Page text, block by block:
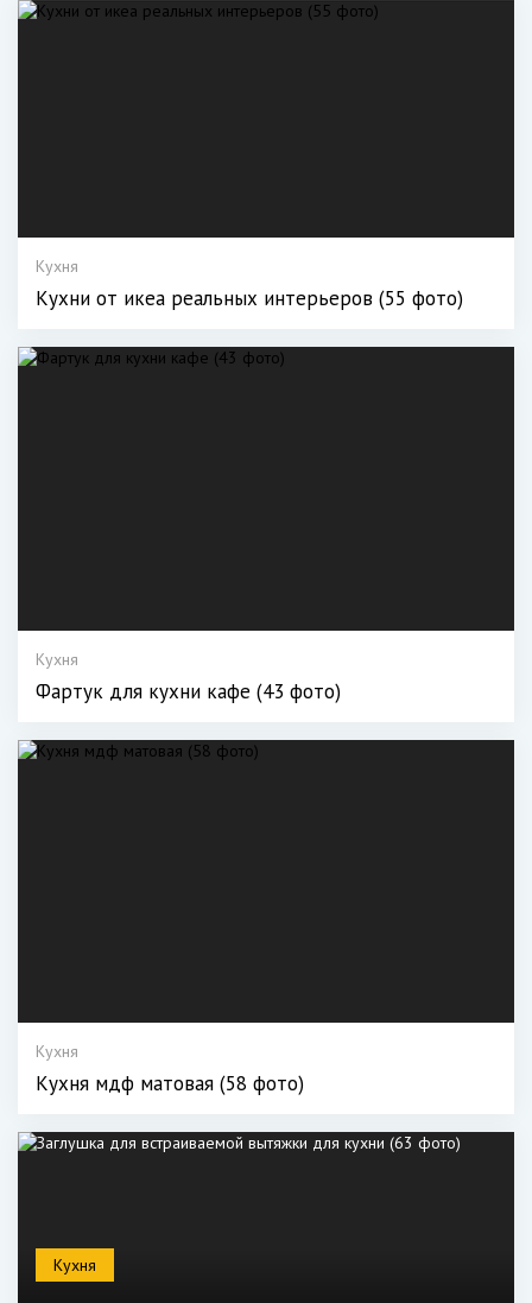
Кухня
Кухни от икеа реальных интерьеров (55 фото)
Кухня
Фартук для кухни кафе (43 фото)
Кухня
Кухня мдф матовая (58 фото)
Кухня